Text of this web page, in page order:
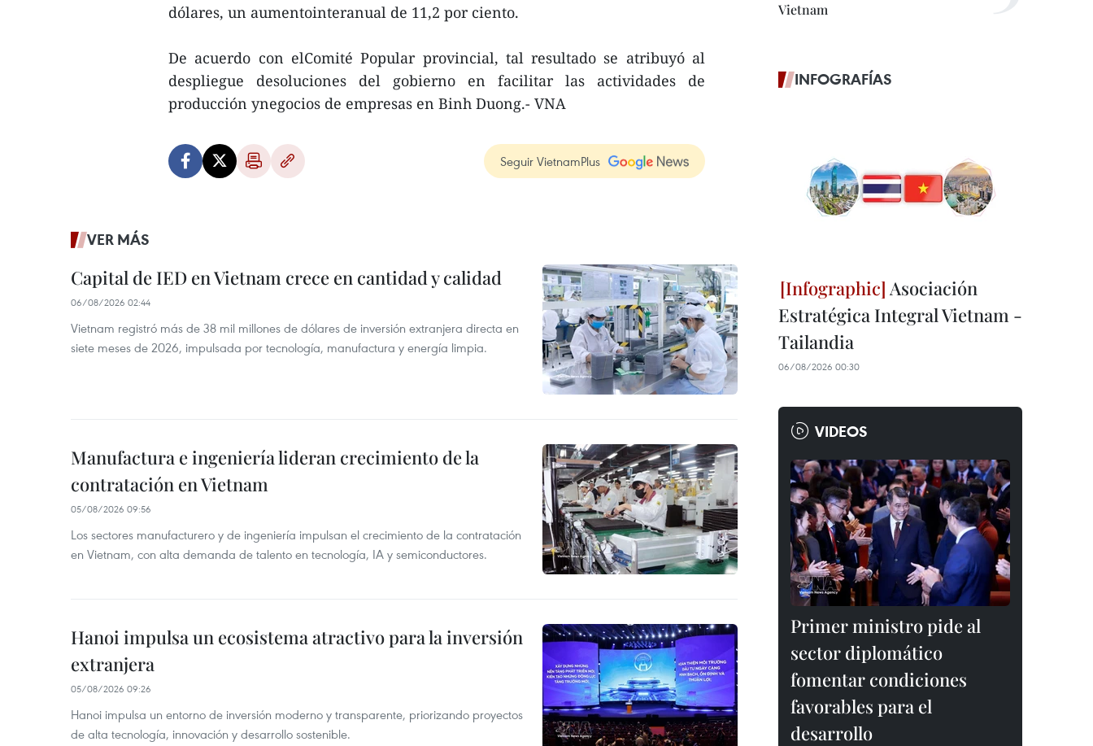
dólares, un aumentointeranual de 11,2 por ciento.
De acuerdo con elComité Popular provincial, tal resultado se atribuyó al
despliegue desoluciones del gobierno en facilitar las actividades de
producción ynegocios de empresas en Binh Duong.- VNA
Seguir VietnamPlus
VER MÁS
Capital de IED en Vietnam crece en cantidad y calidad
06/08/2026 02:44
Vietnam registró más de 38 mil millones de dólares de inversión extranjera directa en
siete meses de 2026, impulsada por tecnología, manufactura y energía limpia.
Manufactura e ingeniería lideran crecimiento de la
contratación en Vietnam
05/08/2026 09:56
Los sectores manufacturero y de ingeniería impulsan el crecimiento de la contratación
en Vietnam, con alta demanda de talento en tecnología, IA y semiconductores.
Hanoi impulsa un ecosistema atractivo para la inversión
extranjera
05/08/2026 09:26
Hanoi impulsa un entorno de inversión moderno y transparente, priorizando proyectos
de alta tecnología, innovación y desarrollo sostenible.
Vietnam
INFOGRAFÍAS
Asociación
Estratégica Integral Vietnam -
Tailandia
06/08/2026 00:30
VIDEOS
Primer ministro pide al
sector diplomático
fomentar condiciones
favorables para el
desarrollo